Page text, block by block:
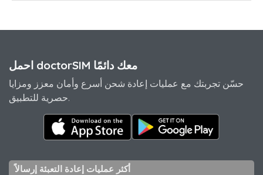
احمل doctorSIM معك دائمًا
حسّن تجربتك مع عمليات إعادة شحن أسرع وأمان معزز ومزايا
حصرية للتطبيق.
أكثر عمليات إعادة التعبئة إرسالاً